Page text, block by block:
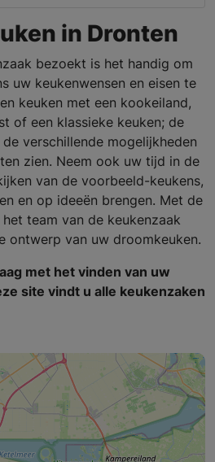
in Dronten
bezoekt is het handig om
uw keukenwensen en eisen te
keuken met een kookeiland,
of een klassieke keuken; de
verschillende mogelijkheden
zien. Neem ook uw tijd in de
van de voorbeeld-keukens,
en op ideeën brengen. Met de
team van de keukenzaak
ontwerp van uw droomkeuken.
met het vinden van uw
site vindt u alle keukenzaken